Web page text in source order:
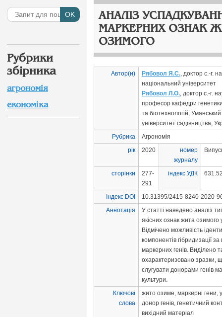
АНАЛІЗ
МАРКЕРНИХ ОЗНАК
ОЗИМОГО
Автор(и) Рябовол Я.С., доктор с.-г.
національний університет
Рябовол Л.О., доктор с.-г.
професор кафедри
та біотехнологій,
університет садівництва,
Рубрика
Агрономія
рік
2020
номер
журналу
сторінки
277-
291
індекс УДК
Індекс DOI
10.31395/2415-8240-2020-
Аннотація
У статті наведено аналіз
якісних ознак жита озимого
Відмічено можливість
компонентів гібридизації
маркерних генів. Виділено
охарактеризовано зразки,
слугувати донорами генів
культури.
Ключові
слова
жито озиме, маркерні гени,
донор генів, генетичний
вихідний матеріал
Рубрики
збірника
агрономія
економіка